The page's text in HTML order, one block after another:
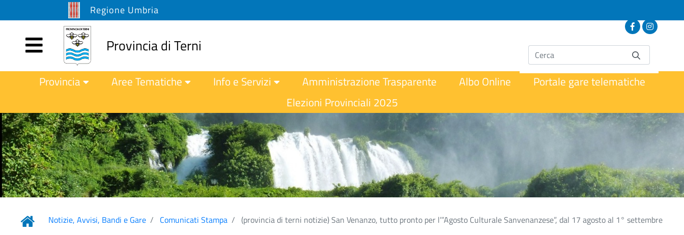
Regione Umbria
Provincia di Terni
Provincia Aree Tematiche Info e Servizi Amministrazione Trasparente Albo Online
Portale gare telematiche
Elezioni Provinciali 2025
Notizie, Avvisi, Bandi e Gare Comunicati Stampa (provincia di terni notizie) San Venanzo, tutto pronto per l’”Agosto Culturale Sanvenanzese”, dal 17 agosto al 1° settembre